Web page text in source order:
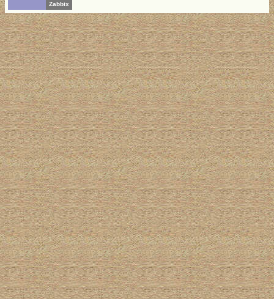
Zabbix